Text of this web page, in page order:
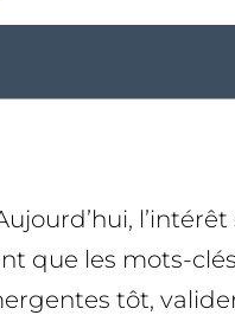
que les mots-
tôt,